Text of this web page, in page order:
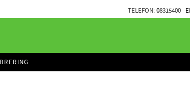
TELEFON:08315400